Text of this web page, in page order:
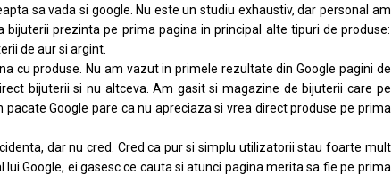
sa vada si google. Nu este un studiu exhaustiv, dar personal am
prezinta pe prima pagina in principal alte tipuri de produse:
de aur si argint.
cu produse. Nu am vazut in primele rezultate din Google pagini de
bijuterii si nu altceva. Am gasit si magazine de bijuterii care pe
Google pare ca nu apreciaza si vrea direct produse pe prima
dar nu cred. Cred ca pur si simplu utilizatorii stau foarte mult
Google, ei gasesc ce cauta si atunci pagina merita sa fie pe prima